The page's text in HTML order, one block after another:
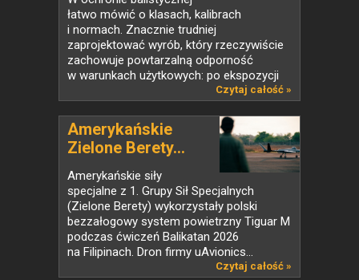
łatwo mówić o klasach, kalibrach
i normach. Znacznie trudniej
zaprojektować wyrób, który rzeczywiście
zachowuje powtarzalną odporność
w warunkach użytkowych: po ekspozycji
Czytaj całość »
Amerykańskie
Zielone Berety...
Amerykańskie siły
specjalne z 1. Grupy Sił Specjalnych
(Zielone Berety) wykorzystały polski
bezzałogowy system powietrzny Tiguar M
podczas ćwiczeń Balikatan 2026
na Filipinach. Dron firmy uAvionics...
Czytaj całość »